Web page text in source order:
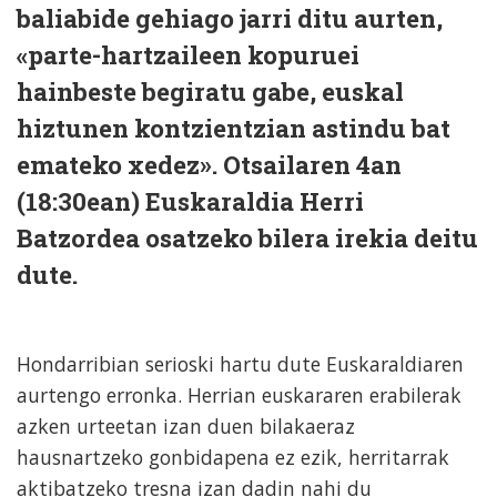
baliabide gehiago jarri ditu aurten,
«parte-hartzaileen kopuruei
hainbeste begiratu gabe, euskal
hiztunen kontzientzian astindu bat
emateko xedez». Otsailaren 4an
(18:30ean) Euskaraldia Herri
Batzordea osatzeko bilera irekia deitu
dute.
Hondarribian serioski hartu dute Euskaraldiaren
aurtengo erronka. Herrian euskararen erabilerak
azken urteetan izan duen bilakaeraz
hausnartzeko gonbidapena ez ezik, herritarrak
aktibatzeko tresna izan dadin nahi du